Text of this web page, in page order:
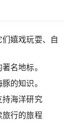
嬉戏玩耍、自
名地标。
的知识。
海洋研究
行的旅程